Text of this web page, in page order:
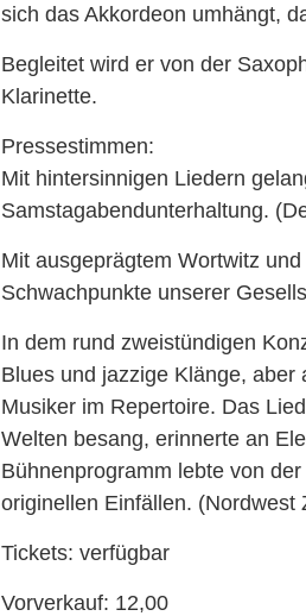
sich das Akkordeon umhängt,
Begleitet wird er von der
Klarinette.
Pressestimmen:
Mit hintersinnigen Liedern
Samstagabendunterhaltung.
Mit ausgeprägtem Wortwitz
Schwachpunkte unserer
In dem rund zweistündigen
Blues und jazzige Klänge,
Musiker im Repertoire. Das
Welten besang, erinnerte an
Bühnenprogramm lebte von
originellen Einfällen. (Nordwest
Tickets: verfügbar
Vorverkauf: 12,00